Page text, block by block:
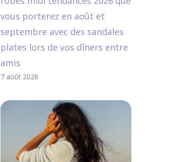
vous porterez en août et
septembre avec des sandales
plates lors de vos dîners entre
amis
7 août 2026